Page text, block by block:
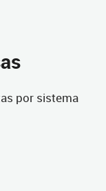
por sistema